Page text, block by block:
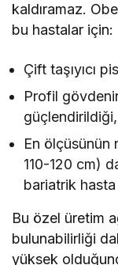
kaldıramaz.
bu hastalar için:
Çift taşıyıcı
Profil
güçlendirildiği,
En ölçüsünün
110-120 cm)
bariatrik
Bu özel üretim
bulunabilirliği
yüksek